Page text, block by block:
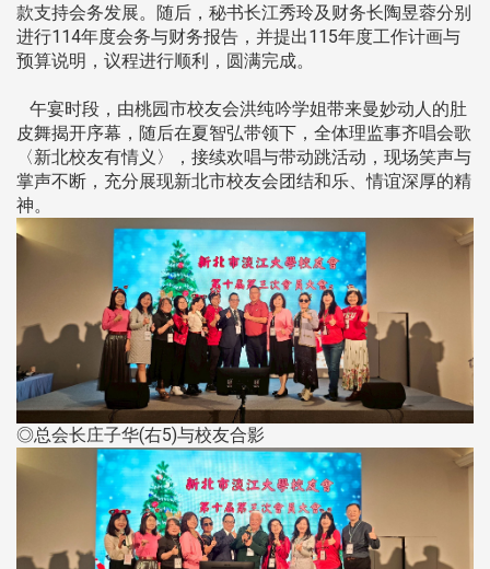
款支持会务发展。随后，秘书长江秀玲及财务长陶昱蓉分别
进行114年度会务与财务报告，并提出115年度工作计画与
预算说明，议程进行顺利，圆满完成。
午宴时段，由桃园市校友会洪纯吟学姐带来曼妙动人的肚
皮舞揭开序幕，随后在夏智弘带领下，全体理监事齐唱会歌
〈新北校友有情义〉，接续欢唱与带动跳活动，现场笑声与
掌声不断，充分展现新北市校友会团结和乐、情谊深厚的精
神。
◎总会长庄子华(右5)与校友合影